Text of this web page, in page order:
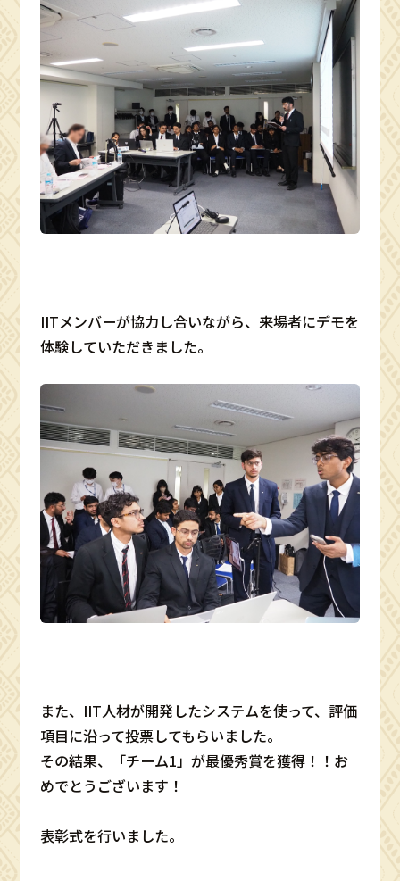
IITメンバーが協力し合いながら、来場者にデモを
体験していただきました。
また、IIT人材が開発したシステムを使って、評価
項目に沿って投票してもらいました。
その結果、「チーム1」が最優秀賞を獲得！！お
めでとうございます！
表彰式を行いました。